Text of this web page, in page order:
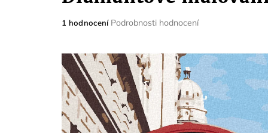
Průměrné
je
5,0
z
5
hvězdiček.
1 hodnocení Podrobnosti hodnocení